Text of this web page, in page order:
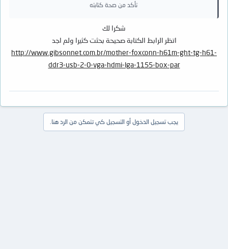
تأكد من صحة كتابته
شكرا لك
اتظر الرابط الكتابة صحيحة بحثت كثيرا ولم اجد
http://www.gibsonnet.com.br/mother-foxconn-h61m-ght-tg-h61-
ddr3-usb-2-0-vga-hdmi-lga-1155-box-par
يجب تسجيل الدخول أو التسجيل كي تتمكن من الرد هنا.